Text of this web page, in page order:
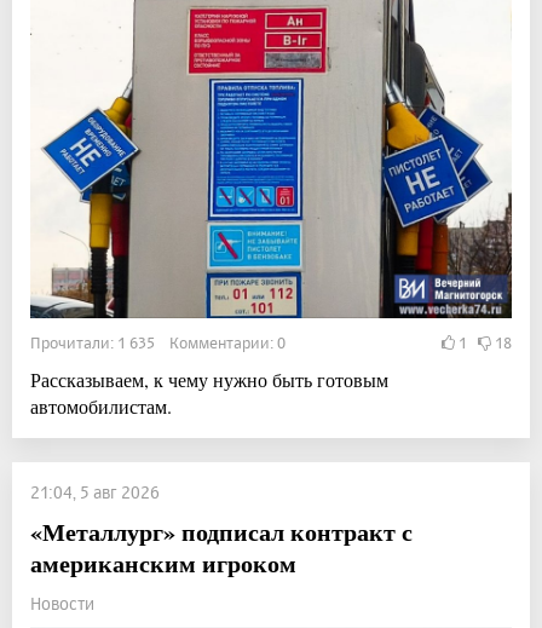
Прочитали: 1 635 Комментарии: 0 1 18
Рассказываем, к чему нужно быть готовым
автомобилистам.
21:04, 5 авг 2026
«Металлург» подписал контракт с
американским игроком
Новости